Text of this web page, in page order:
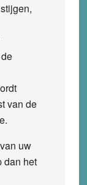
van de
uw
dan het